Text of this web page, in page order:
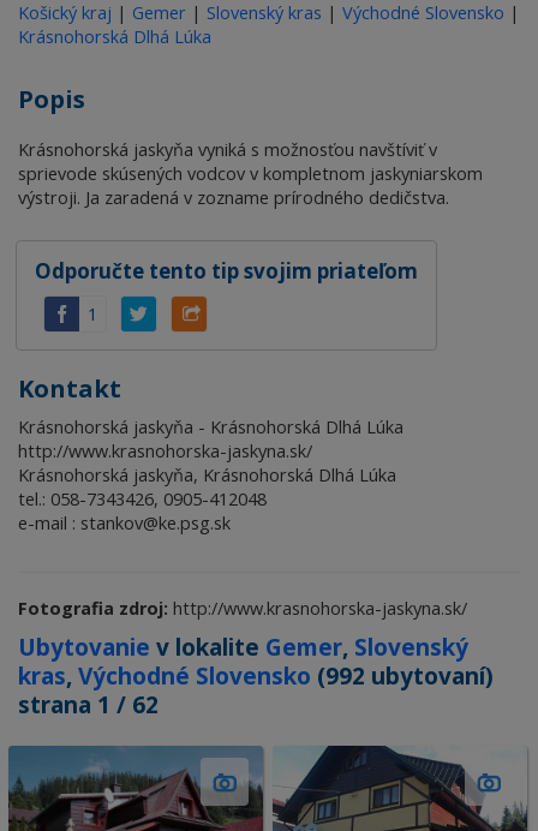
Košický kraj | Gemer | Slovenský kras | Východné Slovensko |
Krásnohorská Dlhá Lúka
Popis
Krásnohorská jaskyňa vyniká s možnosťou navštíviť v
sprievode skúsených vodcov v kompletnom jaskyniarskom
výstroji. Ja zaradená v zozname prírodného dedičstva.
Odporučte tento tip svojim priateľom
1
Kontakt
Krásnohorská jaskyňa - Krásnohorská Dlhá Lúka
http://www.krasnohorska-jaskyna.sk/
Krásnohorská jaskyňa, Krásnohorská Dlhá Lúka
tel.: 058-7343426, 0905-412048
e-mail : stankov@ke.psg.sk
Fotografia zdroj: http://www.krasnohorska-jaskyna.sk/
Ubytovanie v lokalite Gemer, Slovenský
kras, Východné Slovensko (992 ubytovaní)
strana 1 / 62